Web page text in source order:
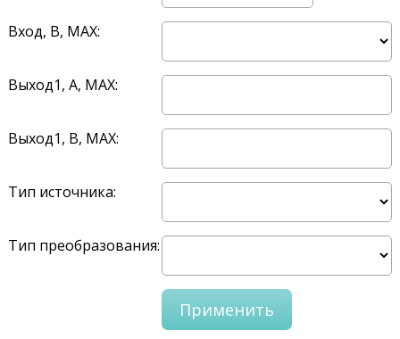
Вход, В, MAX:
Выход1, A, MAX:
Выход1, В, MAX:
Тип источника:
Тип преобразования: